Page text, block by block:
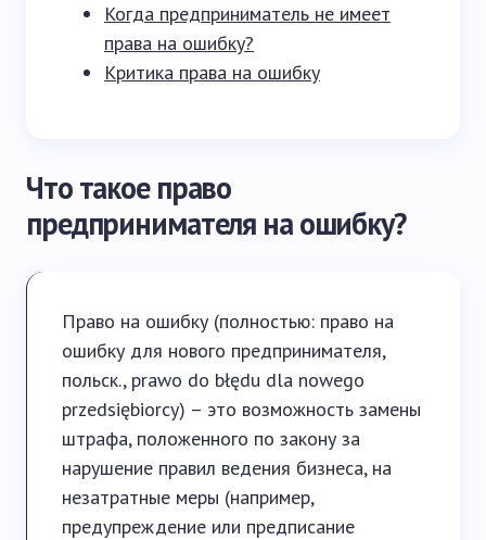
Когда предприниматель не имеет
права на ошибку?
Критика права на ошибку
Что такое право
предпринимателя на ошибку?
Право на ошибку (полностью: право на
ошибку для нового предпринимателя,
польск., prawo do błędu dla nowego
przedsiębiorcy) – это возможность замены
штрафа, положенного по закону за
нарушение правил ведения бизнеса, на
незатратные меры (например,
предупреждение или предписание